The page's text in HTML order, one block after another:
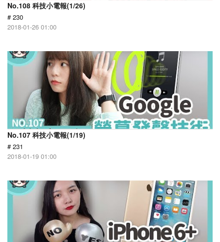
No.108 科技小電報(1/26)
# 230
2018-01-26 01:00
No.107 科技小電報(1/19)
# 231
2018-01-19 01:00